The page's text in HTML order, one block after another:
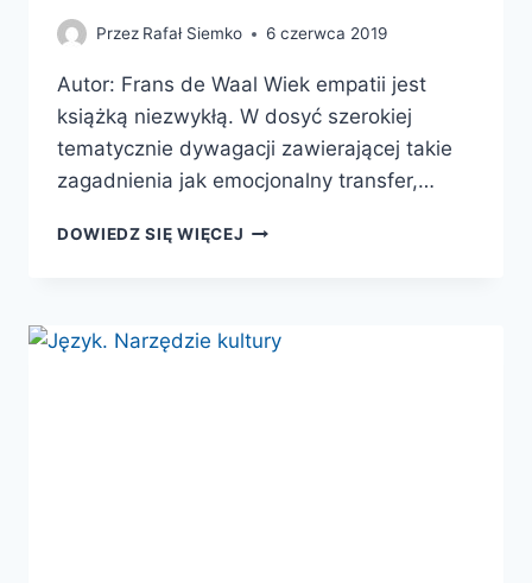
Przez Rafał Siemko 6 czerwca 2019
Autor: Frans de Waal Wiek empatii jest
książką niezwykłą. W dosyć szerokiej
tematycznie dywagacji zawierającej takie
zagadnienia jak emocjonalny transfer,…
DOWIEDZ SIĘ WIĘCEJ WIEK
UCZY
NAS